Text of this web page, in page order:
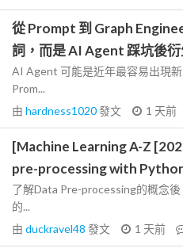
從 Prompt 到 Graph
詞，而是 AI Agent 踩坑後
AI Agent 可能是近年最容易出現
Prom...
由 hardness1020發文 1 天前
[Machine Learning A-Z
pre-processing with
了解Data Pre-processing的概念
的...
由 duckravel48 發文 1 天前